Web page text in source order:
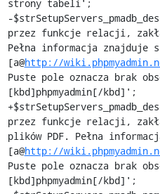
http://
Puste pole oznacza brak
[kbd]phpmyadmin[/kbd]';
przez funkcje relacji,
plików PDF. Pełna
[a@http://
Puste pole oznacza brak
[kbd]phpmyadmin[/kbd]';